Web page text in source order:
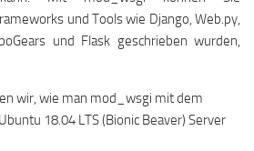
und Tools wie Django, Web.py,
und Flask geschrieben wurden,
wir, wie man mod_wsgi mit dem
18.04 LTS (Bionic Beaver) Server